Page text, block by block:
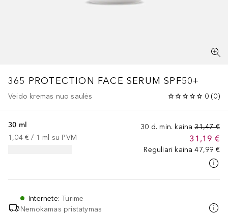
365 PROTECTION FACE SERUM SPF50+
Veido kremas nuo saulės 0 (0)
30 d. min. kaina 31,47 €
31,19 €
Reguliari kaina 47,99 €
30 ml
1,04 € / 1 ml su PVM
Internete:Turime
Nemokamas pristatymas